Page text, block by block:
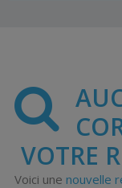
VOTRE
Voici une nouvelle